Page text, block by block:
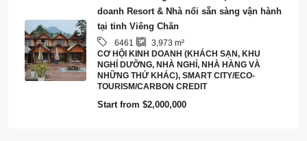
doanh Resort & Nhà nổi sẵn sàng vận hành
tại tỉnh Viêng Chăn
6461 3,973 m²
CƠ HỘI KINH DOANH (KHÁCH SẠN, KHU
NGHỈ DƯỠNG, NHÀ NGHỈ, NHÀ HÀNG VÀ
NHỮNG THỨ KHÁC), SMART CITY/ECO-
TOURISM/CARBON CREDIT
Start from $2,000,000